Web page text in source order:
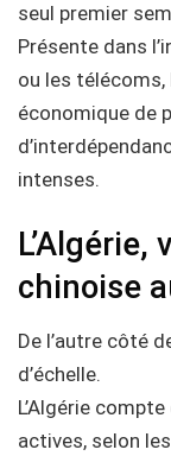
seul premier
Présente dans
ou les télécoms,
économique de
intenses.
chinoise
De l’autre côté
d’échelle.
L’Algérie
actives, selon